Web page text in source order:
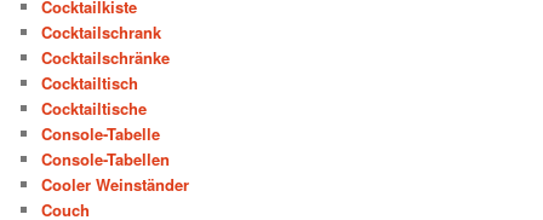
Cocktailkiste
Cocktailschrank
Cocktailschränke
Cocktailtisch
Cocktailtische
Console-Tabelle
Console-Tabellen
Cooler Weinständer
Couch